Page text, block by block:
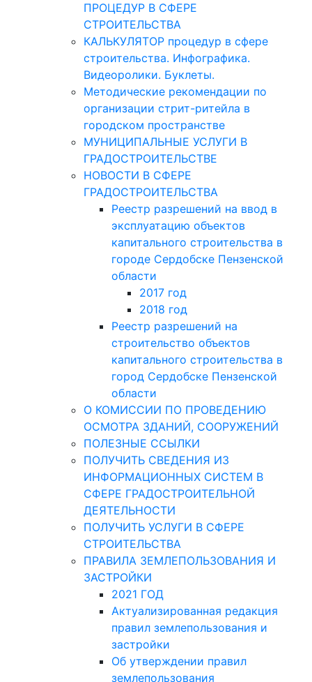
ПРОЦЕДУР В СФЕРЕ
СТРОИТЕЛЬСТВА
КАЛЬКУЛЯТОР процедур в сфере
строительства. Инфографика.
Видеоролики. Буклеты.
Методические рекомендации по
организации стрит-ритейла в
городском пространстве
МУНИЦИПАЛЬНЫЕ УСЛУГИ В
ГРАДОСТРОИТЕЛЬСТВЕ
НОВОСТИ В СФЕРЕ
ГРАДОСТРОИТЕЛЬСТВА
Реестр разрешений на ввод в
эксплуатацию объектов
капитального строительства в
городе Сердобске Пензенской
области
2017 год
2018 год
Реестр разрешений на
строительство объектов
капитального строительства в
город Сердобске Пензенской
области
О КОМИССИИ ПО ПРОВЕДЕНИЮ
ОСМОТРА ЗДАНИЙ, СООРУЖЕНИЙ
ПОЛЕЗНЫЕ ССЫЛКИ
ПОЛУЧИТЬ СВЕДЕНИЯ ИЗ
ИНФОРМАЦИОННЫХ СИСТЕМ В
СФЕРЕ ГРАДОСТРОИТЕЛЬНОЙ
ДЕЯТЕЛЬНОСТИ
ПОЛУЧИТЬ УСЛУГИ В СФЕРЕ
СТРОИТЕЛЬСТВА
ПРАВИЛА ЗЕМЛЕПОЛЬЗОВАНИЯ И
ЗАСТРОЙКИ
2021 ГОД
Актуализированная редакция
правил землепользования и
застройки
Об утверждении правил
землепользования